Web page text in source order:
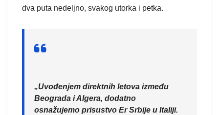
dva puta nedeljno, svakog utorka i petka.
„Uvođenjem direktnih letova između
Beograda i Algera, dodatno
osnažujemo prisustvo Er Srbije u Italiji.